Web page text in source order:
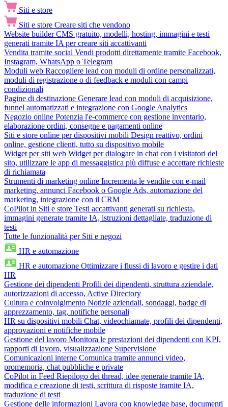
Siti e store
Siti e store Creare siti che vendono
Website builder CMS gratuito, modelli, hosting, immagini e testi
generati tramite IA per creare siti accattivanti
Vendita tramite social Vendi prodotti direttamente tramite Facebook,
Instagram, WhatsApp o Telegram
Moduli web Raccogliere lead con moduli di ordine personalizzati,
moduli di registrazione o di feedback e moduli con campi
condizionali
Pagine di destinazione Generare lead con moduli di acquisizione,
funnel automatizzati e integrazione con Google Analytics
Negozio online Potenzia l'e-commerce con gestione inventario,
elaborazione ordini, consegne e pagamenti online
Siti e store online per dispositivi mobili Design reattivo, ordini
online, gestione clienti, tutto su dispositivo mobile
Widget per siti web Widget per dialogare in chat con i visitatori del
sito, utilizzare le app di messaggistica più diffuse e accettare richieste
di richiamata
Strumenti di marketing online Incrementa le vendite con e-mail
marketing, annunci Facebook o Google Ads, automazione del
marketing, integrazione con il CRM
CoPilot in Siti e store Testi accattivanti generati su richiesta,
immagini generate tramite IA, istruzioni dettagliate, traduzione di
testi
Tutte le funzionalità per Siti e negozi
HR e automazione
HR e automazione Ottimizzare i flussi di lavoro e gestire i dati
HR
Gestione dei dipendenti Profili dei dipendenti, struttura aziendale,
autorizzazioni di accesso, Active Directory
Cultura e coinvolgimento Notizie aziendali, sondaggi, badge di
apprezzamento, tag, notifiche personali
HR su dispositivi mobili Chat, videochiamate, profili dei dipendenti,
approvazioni e notifiche mobile
Gestione del lavoro Monitora le prestazioni dei dipendenti con KPI,
rapporti di lavoro, visualizzazione Supervisione
Comunicazioni interne Comunica tramite annunci video,
promemoria, chat pubbliche e private
CoPilot in Feed Riepilogo dei thread, idee generate tramite IA,
modifica e creazione di testi, scrittura di risposte tramite IA,
traduzione di testi
Gestione delle informazioni Lavora con knowledge base, documenti